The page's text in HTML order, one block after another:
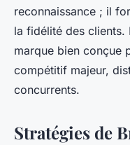
reconnaissance ; il
la fidélité des clients.
marque bien conçue
compétitif majeur,
concurrents.
Stratégies de